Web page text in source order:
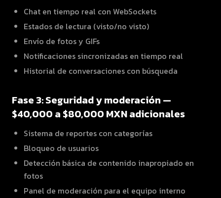
Chat en tiempo real con WebSockets
Estados de lectura (visto/no visto)
Envío de fotos y GIFs
Notificaciones sincronizadas en tiempo real
Historial de conversaciones con búsqueda
Fase 3: Seguridad y moderación —
$40,000 a $80,000 MXN adicionales
Sistema de reportes con categorías
Bloqueo de usuarios
Detección básica de contenido inapropiado en
fotos
Panel de moderación para el equipo interno